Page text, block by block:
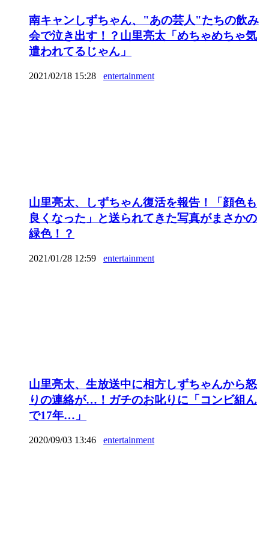
南キャンしずちゃん、"あの芸人"たちの飲み
会で泣き出す！？山里亮太「めちゃめちゃ気
遣われてるじゃん」
2021/02/18 15:28 entertainment
山里亮太、しずちゃん復活を報告！「顔色も
良くなった」と送られてきた写真がまさかの
緑色！？
2021/01/28 12:59 entertainment
山里亮太、生放送中に相方しずちゃんから怒
りの連絡が…！ガチのお叱りに「コンビ組ん
で17年…」
2020/09/03 13:46 entertainment